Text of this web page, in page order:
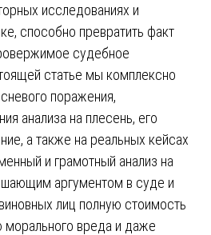
исследованиях и
способно превратить факт
судебное
статье мы комплексно
поражения,
анализа на плесень, его
а также на реальных кейсах
и грамотный анализ на
аргументом в суде и
лиц полную стоимость
вреда и даже